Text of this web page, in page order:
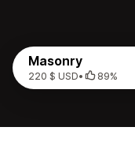
Masonry
220 $ USD• 89%